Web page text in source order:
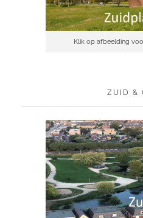
Klik op afbeelding
ZUID &